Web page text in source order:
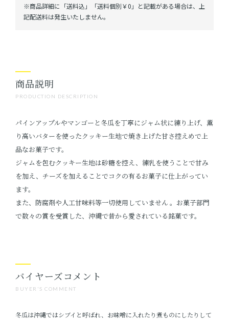
※商品詳細に「送料込」「送料個別￥0」と記載がある場合は、上
記配送料は発生いたしません。
PRODUCTION DESCRIPTION
商品説明
パインアップルやマンゴーと冬瓜を丁寧にジャム状に練り上げ、薫
り高いバターを使ったクッキー生地で焼き上げた甘さ控えめで上
品なお菓子です。
ジャムを包むクッキー生地は砂糖を控え、練乳を使うことで甘み
を加え、チーズを加えることでコクの有るお菓子に仕上がってい
ます。
また、防腐剤や人工甘味料等一切使用していません 。お菓子部門
で数々の賞を受賞した、沖縄で昔から愛されている銘菓です。
BUYER'S COMMENT
バイヤーズコメント
冬瓜は沖縄ではシブイと呼ばれ、お味噌に入れたり煮ものにしたりして